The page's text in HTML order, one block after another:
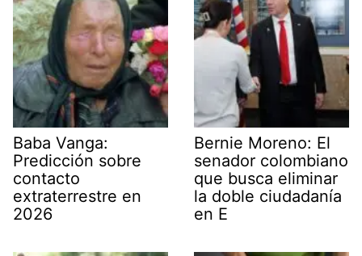
Baba Vanga:
Predicción sobre
contacto
extraterrestre en
2026
Bernie Moreno: El
senador colombiano
que busca eliminar
la doble ciudadanía
en E